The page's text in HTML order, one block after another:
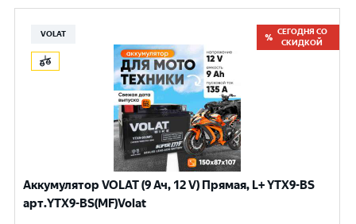
VOLAT
СЕГОДНЯ СО
СКИДКОЙ
Аккумулятор VOLAT (9 Ач, 12 V) Прямая, L+ YTX9-BS
арт.YTX9-BS(MF)Volat